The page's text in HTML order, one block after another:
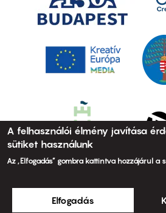
A felhasználói élmény javítása
sütiket használunk
Az „Elfogadás” gombra kattintva hozzájárul a
Elfogadás